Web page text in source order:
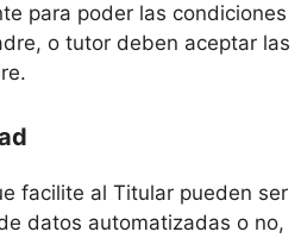
para poder las condiciones
o tutor deben aceptar las
facilite al Titular pueden ser
datos automatizadas o no,